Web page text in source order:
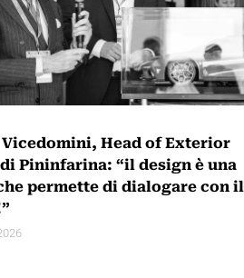
Head of Exterior
Pininfarina: “il design è una
permette di dialogare con il